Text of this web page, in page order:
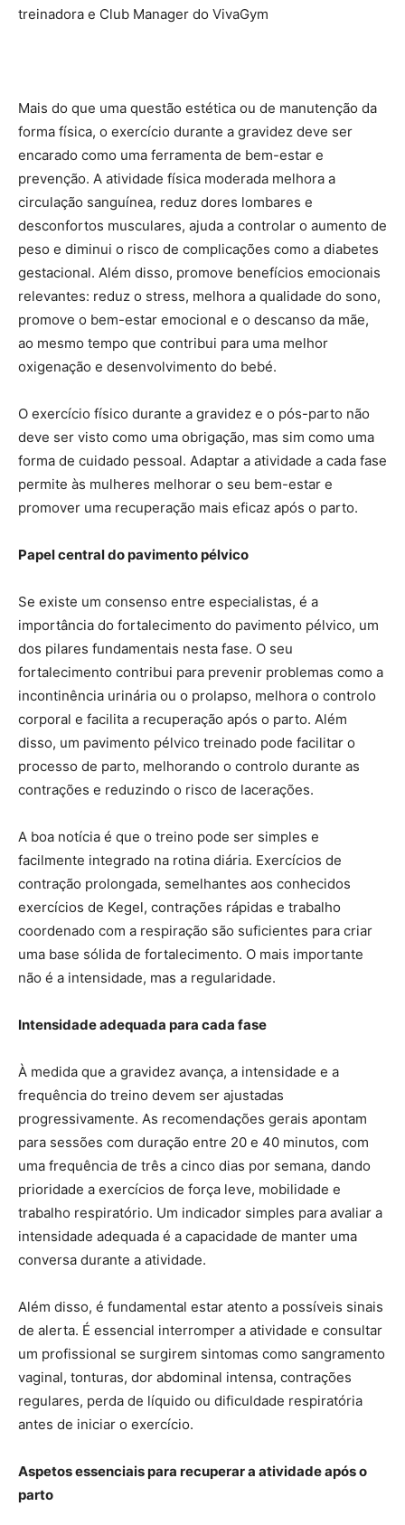
treinadora e Club Manager do VivaGym
Mais do que uma questão estética ou de manutenção da
forma física, o exercício durante a gravidez deve ser
encarado como uma ferramenta de bem-estar e
prevenção. A atividade física moderada melhora a
circulação sanguínea, reduz dores lombares e
desconfortos musculares, ajuda a controlar o aumento de
peso e diminui o risco de complicações como a diabetes
gestacional. Além disso, promove benefícios emocionais
relevantes: reduz o stress, melhora a qualidade do sono,
promove o bem-estar emocional e o descanso da mãe,
ao mesmo tempo que contribui para uma melhor
oxigenação e desenvolvimento do bebé.
O exercício físico durante a gravidez e o pós-parto não
deve ser visto como uma obrigação, mas sim como uma
forma de cuidado pessoal. Adaptar a atividade a cada fase
permite às mulheres melhorar o seu bem-estar e
promover uma recuperação mais eficaz após o parto.
Papel central do pavimento pélvico
Se existe um consenso entre especialistas, é a
importância do fortalecimento do pavimento pélvico, um
dos pilares fundamentais nesta fase. O seu
fortalecimento contribui para prevenir problemas como a
incontinência urinária ou o prolapso, melhora o controlo
corporal e facilita a recuperação após o parto. Além
disso, um pavimento pélvico treinado pode facilitar o
processo de parto, melhorando o controlo durante as
contrações e reduzindo o risco de lacerações.
A boa notícia é que o treino pode ser simples e
facilmente integrado na rotina diária. Exercícios de
contração prolongada, semelhantes aos conhecidos
exercícios de Kegel, contrações rápidas e trabalho
coordenado com a respiração são suficientes para criar
uma base sólida de fortalecimento. O mais importante
não é a intensidade, mas a regularidade.
Intensidade adequada para cada fase
À medida que a gravidez avança, a intensidade e a
frequência do treino devem ser ajustadas
progressivamente. As recomendações gerais apontam
para sessões com duração entre 20 e 40 minutos, com
uma frequência de três a cinco dias por semana, dando
prioridade a exercícios de força leve, mobilidade e
trabalho respiratório. Um indicador simples para avaliar a
intensidade adequada é a capacidade de manter uma
conversa durante a atividade.
Além disso, é fundamental estar atento a possíveis sinais
de alerta. É essencial interromper a atividade e consultar
um profissional se surgirem sintomas como sangramento
vaginal, tonturas, dor abdominal intensa, contrações
regulares, perda de líquido ou dificuldade respiratória
antes de iniciar o exercício.
Aspetos essenciais para recuperar a atividade após o
parto